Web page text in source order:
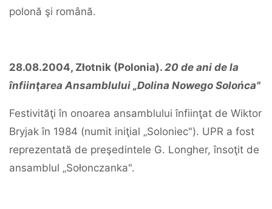
polonă şi română.
28.08.2004, Złotnik (Polonia). 20 de ani de la
înfiinţarea Ansamblului „Dolina Nowego Solońca"
Festivităţi în onoarea ansamblului înfiinţat de Wiktor
Bryjak în 1984 (numit iniţial „Soloniec"). UPR a fost
reprezentată de preşedintele G. Longher, însoţit de
ansamblul „Sołonczanka".